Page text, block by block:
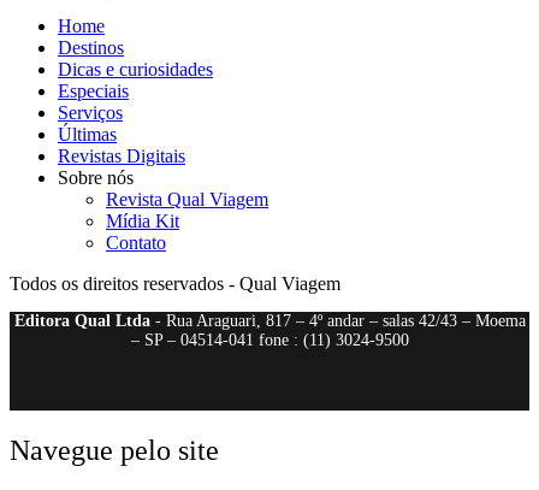
Home
Destinos
Dicas e curiosidades
Especiais
Serviços
Últimas
Revistas Digitais
Sobre nós
Revista Qual Viagem
Mídia Kit
Contato
Todos os direitos reservados - Qual Viagem
Editora Qual Ltda- Rua Araguari, 817 – 4º andar – salas 42/43 – Moema
– SP – 04514-041 fone : (11) 3024-9500
Navegue pelo site